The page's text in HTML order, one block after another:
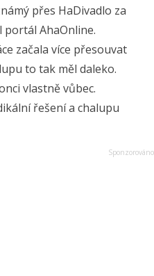
přes HaDivadlo za
portál AhaOnline.
začala více přesouvat
to tak měl daleko.
vlastně vůbec.
řešení a chalupu